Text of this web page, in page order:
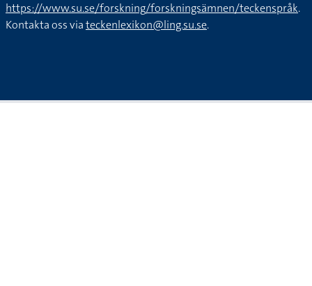
https://www.su.se/forskning/forskningsämnen/teckenspråk.
Kontakta oss viateckenlexikon@ling.su.se.